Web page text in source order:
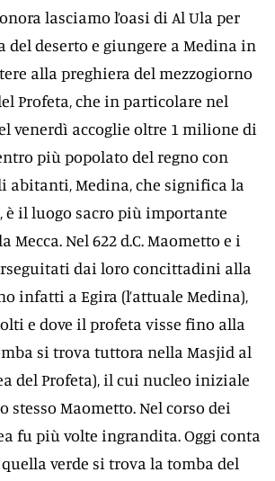
lasciamo l’oasi di Al Ula per
del deserto e giungere a Medina in
alla preghiera del mezzogiorno
Profeta, che in particolare nel
venerdì accoglie oltre 1 milione di
più popolato del regno con
abitanti, Medina, che significa la
è il luogo sacro più importante
Mecca. Nel 622 d.C. Maometto e i
dai loro concittadini alla
infatti a Egira (l’attuale Medina),
e dove il profeta visse fino alla
si trova tuttora nella Masjid al
del Profeta), il cui nucleo iniziale
stesso Maometto. Nel corso dei
fu più volte ingrandita. Oggi conta
verde si trova la tomba del